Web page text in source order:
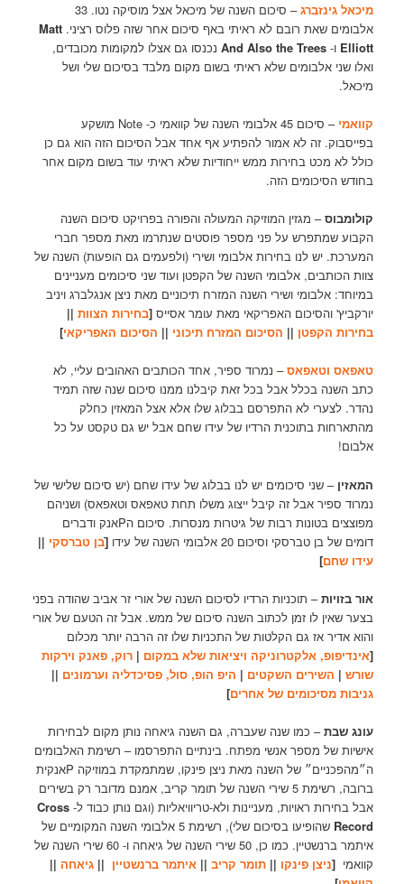
מיכאל גינזברג
– סיכום השנה של מיכאל אצל מוסיקה נטו. 33
אלבומים שאת רובם לא ראיתי באף סיכום אחר שזה פלוס רציני.Matt
Elliott ו-And Also the Trees נכנסו גם אצלו למקומות מכובדים,
ואלו שני אלבומים שלא ראיתי בשום מקום מלבד בסיכום שלי ושל
מיכאל.
קוואמי
– סיכום 45 אלבומי השנה של קוואמי כ- Note מושקע
בפייסבוק. זה לא אמור להפתיע אף אחד אבל הסיכום הזה הוא גם כן
כולל לא מכט בחירות ממש ייחודיות שלא ראיתי עוד בשום מקום אחר
בחודש הסיכומים הזה.
קולומבוס– מגזין המוזיקה המעולה והפורה בפרויקט סיכום השנה
הקבוע שמתפרש על פני מספר פוסטים שנתרמו מאת מספר חברי
המערכת. יש לנו בחירות אלבומי ושירי (ולפעמים גם הופעות) השנה של
צוות הכותבים, אלבומי השנה של הקפטן ועוד שני סיכומים מעניינים
במיוחד: אלבומי ושירי השנה המזרח תיכוניים מאת ניצן אנגלברג ויניב
יורקביץ' והסיכום האפריקאי מאת עומר אסייס[בחירות הצוות ||
בחירות הקפטן || הסיכום המזרח תיכוני || הסיכום האפריקאי]
טאפאס וטאפאס– נמרוד ספיר, אחד הכותבים האהובים עליי, לא
כתב השנה בכלל אבל בכל זאת קיבלנו ממנו סיכום שנה שזה תמיד
נהדר. לצערי לא התפרסם בבלוג שלו אלא אצל המאזין כחלק
מהתארחות בתוכנית הרדיו של עידו שחם אבל יש גם טקסט על כל
אלבום!
המאזין – שני סיכומים יש לנו בבלוג של עידו שחם (יש סיכום שלישי של
נמרוד ספיר אבל זה קיבל ייצוג משלו תחת טאפאס וטאפאס) ושניהם
מפוצצים בטונות רבות של גיטרות מנסרות. סיכום הPאנק ודברים
דומים של בן טברסקי וסיכום 20 אלבומי השנה של עידו
[ֿֿבן טברסקי ||
עידו שחם]
אור בזויות– תוכניות הרדיו לסיכום השנה של אורי זר אביב שהודה בפני
בצער שאין לו זמן לכתוב השנה סיכום של ממש. אבל זה הטעם של אורי
והוא אדיר אז גם הקלטות של התכניות שלו זה הרבה יותר מכלום
[אינדיפופ, אלקטרוניקה ויציאות שלא במקום |רוק, פאנק וירקות
שורש | השירים השקטים | היפ הופ, סול, פסיכדליה וערמונים ||
גניבות מסיכומים של אחרים]
עונג שבת– כמו שנה שעברה, גם השנה גיאחה נותן מקום לבחירות
אישיות של מספר אנשי מפתח. בינתיים התפרסמו – רשימת האלבומים
ה״מהפכניים״ של השנה מאת ניצן פינקו, שמתמקדת במוזיקה Pאנקית
ברובה, רשימת 5 שירי השנה של תומר קריב, אמנם מדובר רק בשירים
אבל בחירות ראויות, מעניינות ולא-טריוויאליות (וגם נותן כבוד ל-Cross
Record
שהופיעו בסיכום שלי), רשימת 5 אלבומי השנה המקומיים של
איתמר ברנשטיין. כמו כן, 50 שירי השנה של גיאחה ו- 60 שירי השנה של
קוואמי [ניצן פינקו ||תומר קריב ||איתמר ברנשטיין ||גיאחה ||